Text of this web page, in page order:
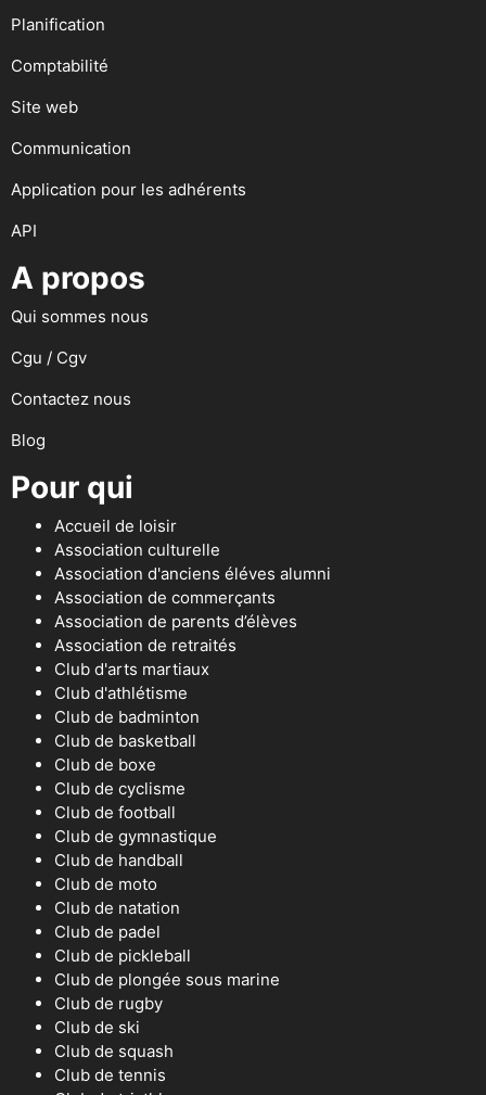
Planification
Comptabilité
Site web
Communication
Application pour les adhérents
API
A propos
Qui sommes nous
Cgu / Cgv
Contactez nous
Blog
Pour qui
Accueil de loisir
Association culturelle
Association d'anciens éléves alumni
Association de commerçants
Association de parents d’élèves
Association de retraités
Club d'arts martiaux
Club d'athlétisme
Club de badminton
Club de basketball
Club de boxe
Club de cyclisme
Club de football
Club de gymnastique
Club de handball
Club de moto
Club de natation
Club de padel
Club de pickleball
Club de plongée sous marine
Club de rugby
Club de ski
Club de squash
Club de tennis